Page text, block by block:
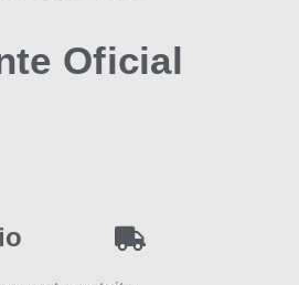
Oficial